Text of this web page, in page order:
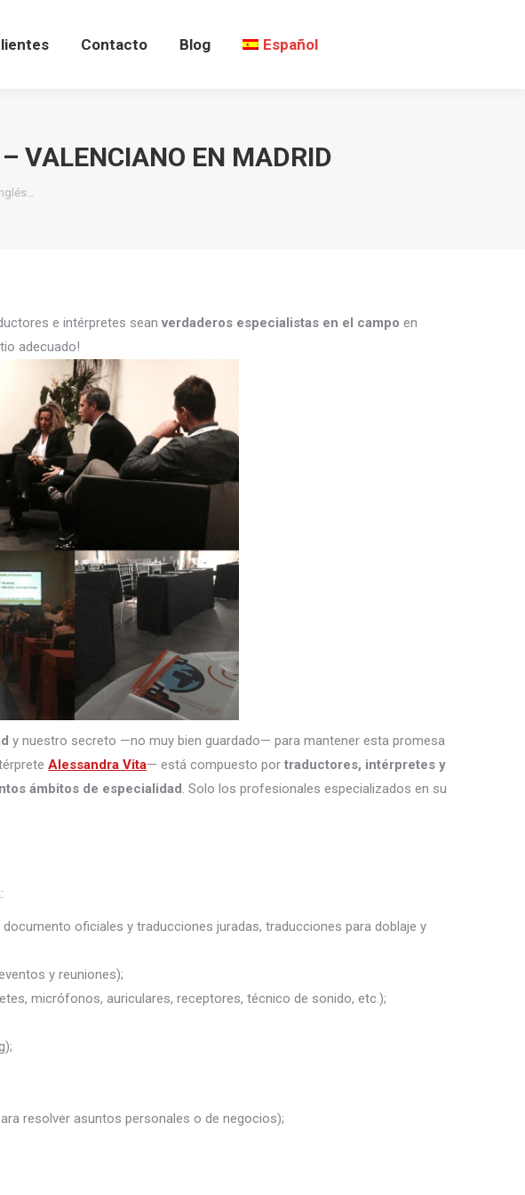
Contacto Blog Español
VALENCIANO EN MADRID
e intérpretes sean verdaderos especialistas en el campo en
adecuado!
y nuestro secreto —no muy bien guardado— para mantener esta promesa
Alessandra Vita— está compuesto por traductores, intérpretes y
ámbitos de especialidad . Solo los profesionales especializados en su
:
oficiales y traducciones juradas, traducciones para doblaje y
y reuniones);
micrófonos, auriculares, receptores, técnico de sonido, etc.);
resolver asuntos personales o de negocios);